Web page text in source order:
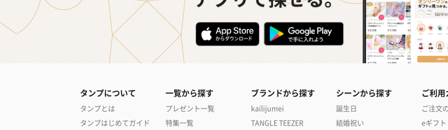
タンプについて
タンプとは
タンプはじめてガイド
一覧から探す
プレゼント一覧
特集一覧
ブランドから探す
kailijumei
TANGLE TEEZER
シーンから探す
誕生日
結婚祝い
ご利
ご注文
eギフト